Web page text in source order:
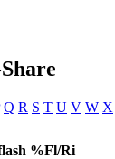
Q R S T U V W X
%Fl/Ri